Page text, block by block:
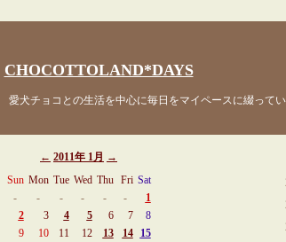
CHOCOTTOLAND*DAYS
愛犬チョコとの生活を中心に毎日をマイペースに綴ってい
← 2011年 1月 →
Sun Mon Tue Wed Thu Fri Sat
-
- - - - -
1
2
3 4 5 6 7
8
9
10 11 12 13 14
15